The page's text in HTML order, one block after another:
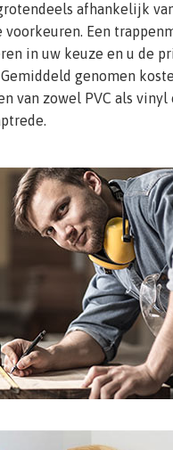
afhankelijk
voorkeuren. Een
in uw keuze en u de
genomen
van zowel PVC als vinyl